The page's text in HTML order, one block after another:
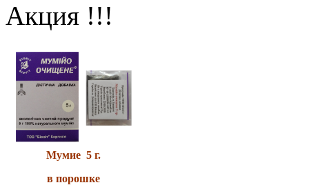
Акция !!!
Мумие 5 г.
в порошке